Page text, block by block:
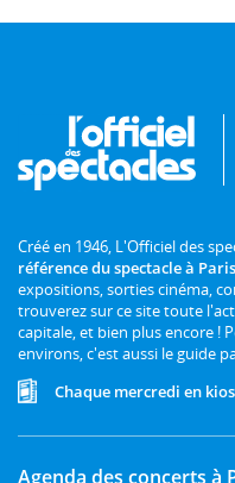
Créé en 1946, L'Officiel des
référence du spectacle à Paris
expositions, sorties cinéma,
trouverez sur ce site toute
capitale, et bien plus encore !
environs, c'est aussi le guide
Chaque mercredi en
Agenda des concerts à